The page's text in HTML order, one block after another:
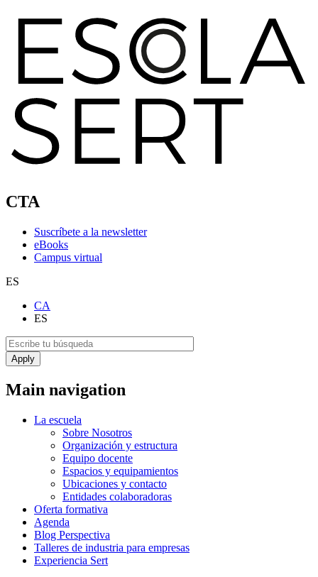
CTA
Suscríbete a la newsletter
eBooks
Campus virtual
ES
CA
ES
Main navigation
La escuela
Sobre Nosotros
Organización y estructura
Equipo docente
Espacios y equipamientos
Ubicaciones y contacto
Entidades colaboradoras
Oferta formativa
Agenda
Blog Perspectiva
Talleres de industria para empresas
Experiencia Sert